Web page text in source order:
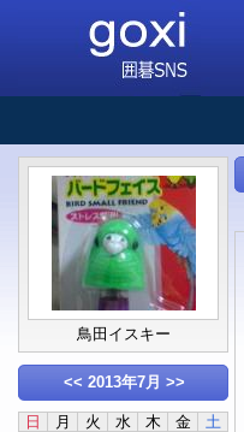
鳥田イスキー
<< 2013年7月 >>
日 月 火 水 木 金
土